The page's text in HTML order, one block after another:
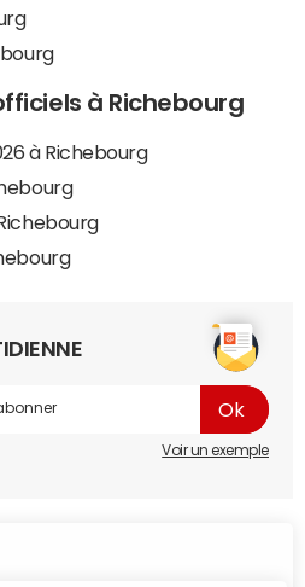
à Richebourg
à Richebourg
Voir un exemple